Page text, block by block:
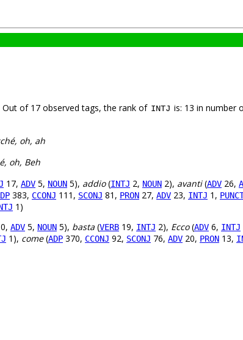
Out of 17 observed tags, the rank of INTJ is: 13 in number
oh, ah
oh, Beh
17, ADV 5, NOUN 5), addio(INTJ 2, NOUN 2), avanti(ADV 26,
383, CCONJ 111, SCONJ 81, PRON 27, ADV 23, INTJ 1,
1)
ADV 5, NOUN 5), basta (VERB 19, INTJ 2), Ecco(ADV 6, INTJ
1), come(ADP 370, CCONJ 92, SCONJ 76, ADV 20, PRON 13,